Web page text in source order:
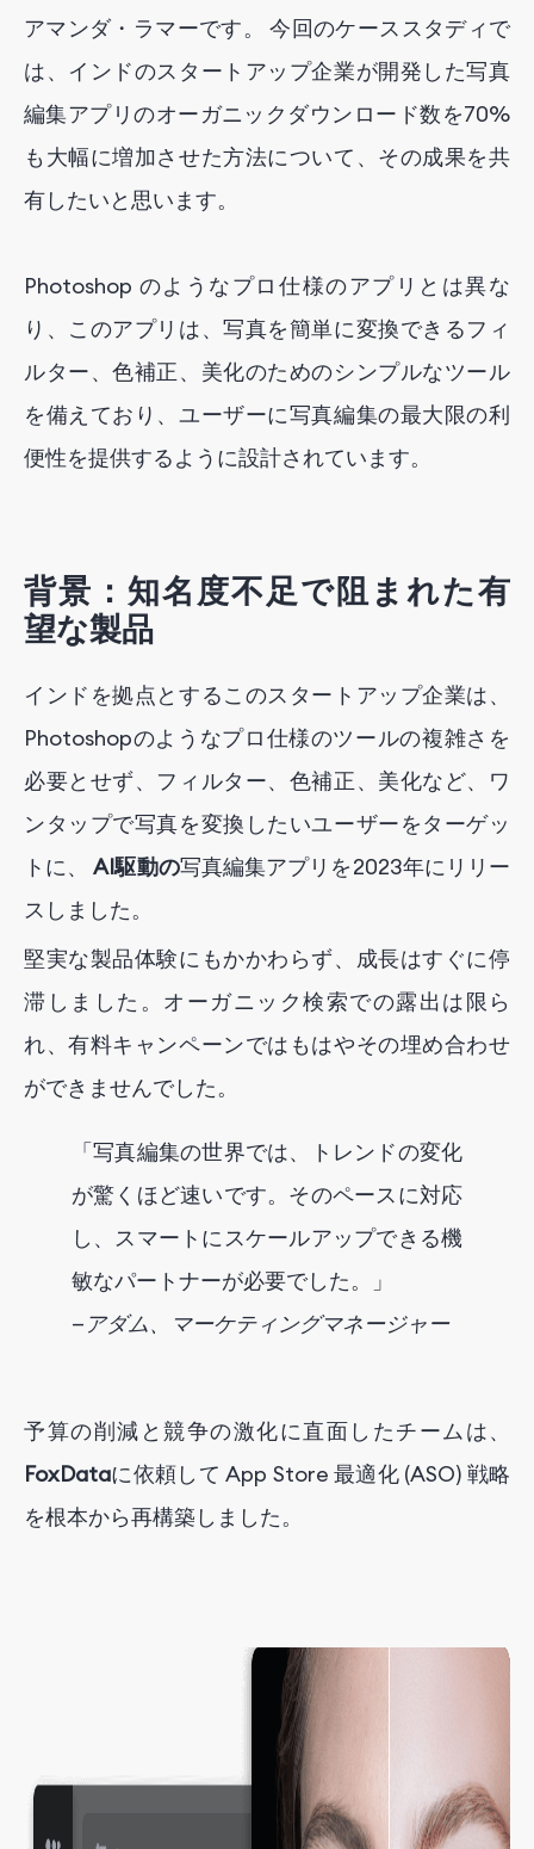
アマンダ・ラマーです。
今回のケーススタディで
は、インドのスタートアップ企業が開発した写真
編集アプリのオーガニックダウンロード数を70%
も大幅に増加させた方法について、その成果を共
有したいと思います。
Photoshop のようなプロ仕様のアプリとは異な
り、このアプリは、写真を簡単に変換できるフィ
ルター、色補正、美化のためのシンプルなツール
を備えており、ユーザーに写真編集の最大限の利
便性を提供するように設計されています。
背景：知名度不足で阻まれた有
望な製品
インドを拠点とするこのスタートアップ企業は、
Photoshopのようなプロ仕様のツールの複雑さを
必要とせず、フィルター、色補正、美化など、ワ
ンタップで写真を変換したいユーザーをターゲッ
トに、AI駆動の写真編集アプリを2023年にリリー
スしました。
堅実な製品体験にもかかわらず、成長はすぐに停
滞しました。オーガニック検索での露出は限ら
れ、有料キャンペーンではもはやその埋め合わせ
ができませんでした。
「写真編集の世界では、トレンドの変化
が驚くほど速いです。そのペースに対応
し、スマートにスケールアップできる機
敏なパートナーが必要でした。」
— アダム、マーケティングマネージャー
予算の削減と競争の激化に直面したチームは、
FoxDataに依頼して App Store 最適化 (ASO) 戦略
を根本から再構築しました。